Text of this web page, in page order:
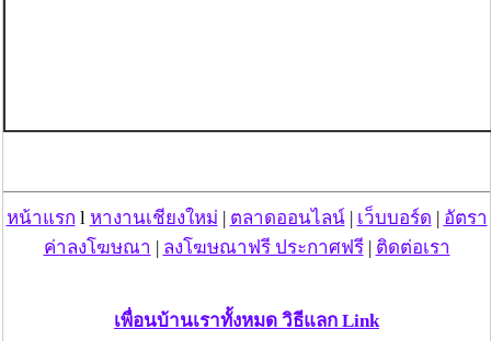
หน้าแรก l หางานเชียงใหม่ | ตลาดออนไลน์| เว็บบอร์ด | อัตรา
ค่าลงโฆษณา | ลงโฆษณาฟรี ประกาศฟรี| ติดต่อเรา
เพื่อนบ้านเราทั้งหมด วิธีแลก Link